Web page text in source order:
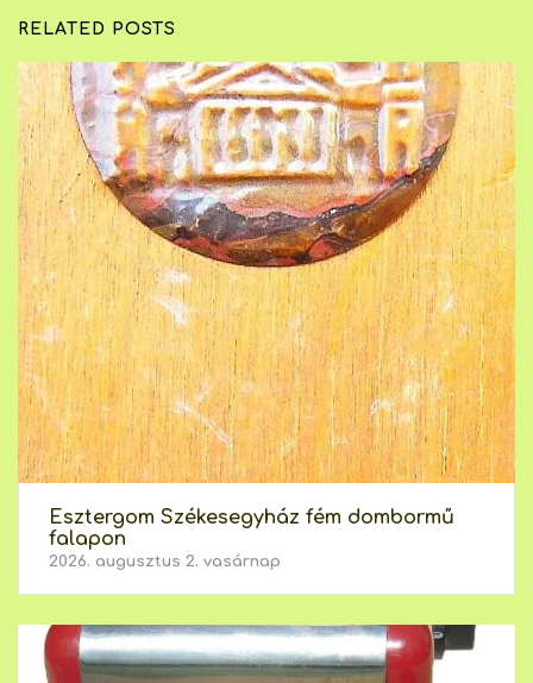
RELATED POSTS
Esztergom Székesegyház fém dombormű
falapon
2026. augusztus 2. vasárnap